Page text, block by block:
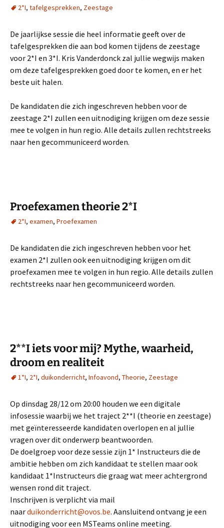
2*I, tafelgesprekken, Zeestage
De jaarlijkse sessie die heel informatie geeft over de
tafelgesprekken die aan bod komen tijdens de zeestage
voor 2*I en 3*I. Kris Vanderdonck zal jullie wegwijs maken
om deze tafelgesprekken goed door te komen, en er het
beste uit halen.
De kandidaten die zich ingeschreven hebben voor de
zeestage 2*I zullen een uitnodiging krijgen om deze sessie
mee te volgen in hun regio. Alle details zullen rechtstreeks
naar hen gecommuniceerd worden.
Proefexamen theorie 2*I
2*I, examen, Proefexamen
De kandidaten die zich ingeschreven hebben voor het
examen 2*I zullen ook een uitnodiging krijgen om dit
proefexamen mee te volgen in hun regio. Alle details zullen
rechtstreeks naar hen gecommuniceerd worden.
2**I iets voor mij? Mythe, waarheid,
droom en realiteit
1*I, 2*I, duikonderricht, Infoavond, Theorie, Zeestage
Op dinsdag 28/12 om 20:00 houden we een digitale
infosessie waarbij we het traject 2**I (theorie en zeestage)
met geïnteresseerde kandidaten overlopen en al jullie
vragen over dit onderwerp beantwoorden.
De doelgroep voor deze sessie zijn 1* Instructeurs die de
ambitie hebben om zich kandidaat te stellen maar ook
kandidaat 1*Instructeurs die graag wat meer achtergrond
wensen rond dit traject.
Inschrijven is verplicht via mail
naarduikonderricht@ovos.be. Aansluitend ontvang je een
uitnodiging voor een MSTeams online meeting.